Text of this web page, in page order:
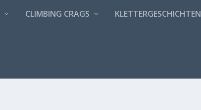
CLIMBING CRAGS KLETTERGESCHICHTEN